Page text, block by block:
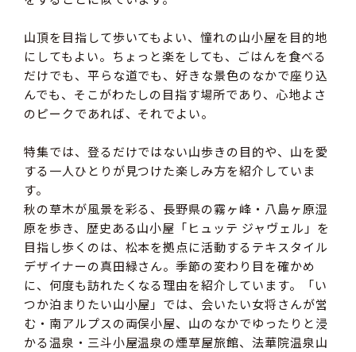
山頂を目指して歩いてもよい、憧れの山小屋を目的地
にしてもよい。ちょっと楽をしても、ごはんを食べる
だけでも、平らな道でも、好きな景色のなかで座り込
んでも、そこがわたしの目指す場所であり、心地よさ
のピークであれば、それでよい。
特集では、登るだけではない山歩きの目的や、山を愛
する一人ひとりが見つけた楽しみ方を紹介していま
す。
秋の草木が風景を彩る、長野県の霧ヶ峰・八島ヶ原湿
原を歩き、歴史ある山小屋「ヒュッテ ジャヴェル」を
目指し歩くのは、松本を拠点に活動するテキスタイル
デザイナーの真田緑さん。季節の変わり目を確かめ
に、何度も訪れたくなる理由を紹介しています。「い
つか泊まりたい山小屋」では、会いたい女将さんが営
む・南アルプスの両俣小屋、山のなかでゆったりと浸
かる温泉・三斗小屋温泉の煙草屋旅館、法華院温泉山